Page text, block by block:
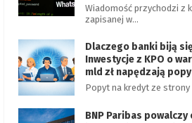
Wiadomość przychodzi z
zapisanej w…
Dlaczego banki biją
Inwestycje z KPO o
mld zł napędzają
Popyt na kredyt ze strony
BNP Paribas